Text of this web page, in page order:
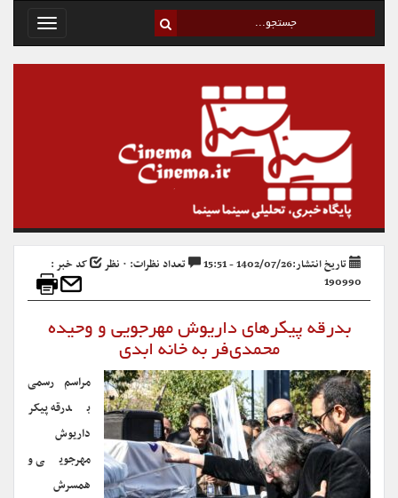
Toggle
تاریخ انتشار:1402/07/26 - 15:51 تعداد نظرات: ۰ نظر
کد خبر :
190990
بدرقه پیکرهای داریوش مهرجویی و وحیده
محمدی‌فر به خانه ابدی
مراسم رسمی
بدرقه پیکر
داریوش
مهرجویی و
همسرش